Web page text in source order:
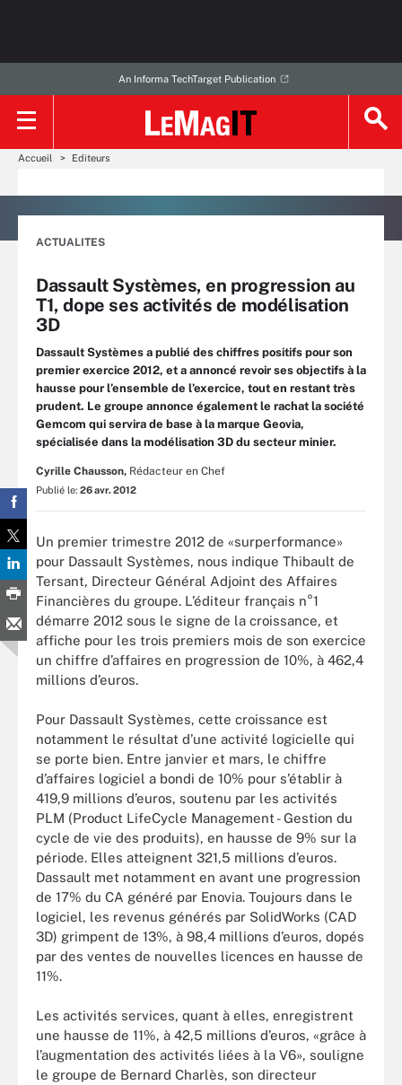
An Informa TechTarget Publication
Accueil Editeurs
ACTUALITES
Dassault Systèmes, en progression au
T1, dope ses activités de modélisation
3D
Dassault Systèmes a publié des chiffres positifs pour son
premier exercice 2012, et a annoncé revoir ses objectifs à la
hausse pour l’ensemble de l’exercice, tout en restant très
prudent. Le groupe annonce également le rachat la société
Gemcom qui servira de base à la marque Geovia,
spécialisée dans la modélisation 3D du secteur minier.
Cyrille Chausson, Rédacteur en Chef
Publié le: 26 avr. 2012
Un premier trimestre 2012 de «surperformance»
pour Dassault Systèmes, nous indique Thibault de
Tersant, Directeur Général Adjoint des Affaires
Financières du groupe. L’éditeur français n°1
démarre 2012 sous le signe de la croissance, et
affiche pour les trois premiers mois de son exercice
un chiffre d’affaires en progression de 10%, à 462,4
millions d’euros.
Pour Dassault Systèmes, cette croissance est
notamment le résultat d’une activité logicielle qui
se porte bien. Entre janvier et mars, le chiffre
d’affaires logiciel a bondi de 10% pour s’établir à
419,9 millions d’euros, soutenu par les activités
PLM (Product LifeCycle Management - Gestion du
cycle de vie des produits), en hausse de 9% sur la
période. Elles atteignent 321,5 millions d’euros.
Dassault met notamment en avant une progression
de 17% du CA généré par Enovia. Toujours dans le
logiciel, les revenus générés par SolidWorks (CAD
3D) grimpent de 13%, à 98,4 millions d’euros, dopés
par des ventes de nouvelles licences en hausse de
11%.
Les activités services, quant à elles, enregistrent
une hausse de 11%, à 42,5 millions d’euros, «grâce à
l’augmentation des activités liées à la V6», souligne
le groupe de Bernard Charlès, son directeur